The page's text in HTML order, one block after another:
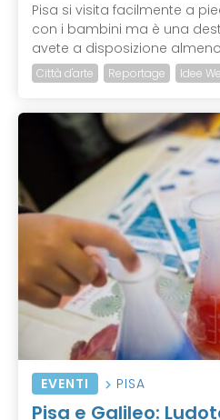
Pisa si visita facilmente a
con i bambini ma è una
avete a disposizione
Città d'arte Reportage Idee
EVENTI PISA
Pisa e Galileo: